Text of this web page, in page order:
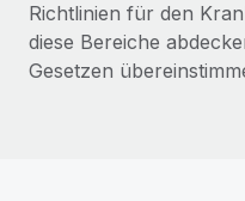
Richtlinien für den
diese Bereiche
Gesetzen